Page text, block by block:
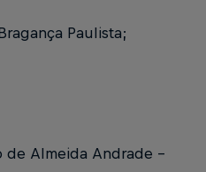
Paulista;
de Almeida Andrade –